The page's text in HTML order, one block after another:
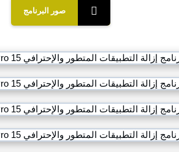
صور البرنامج